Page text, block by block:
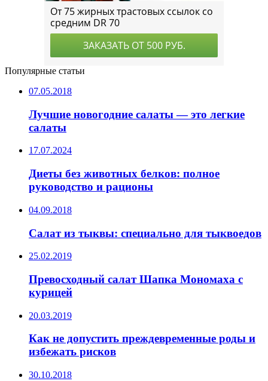
Популярные статьи
07.05.2018
Лучшие новогодние салаты — это легкие
салаты
17.07.2024
Диеты без животных белков: полное
руководство и рационы
04.09.2018
Салат из тыквы: cпециально для тыквоедов
25.02.2019
Превосходный салат Шапка Мономаха с
курицей
20.03.2019
Как не допустить преждевременные роды и
избежать рисков
30.10.2018